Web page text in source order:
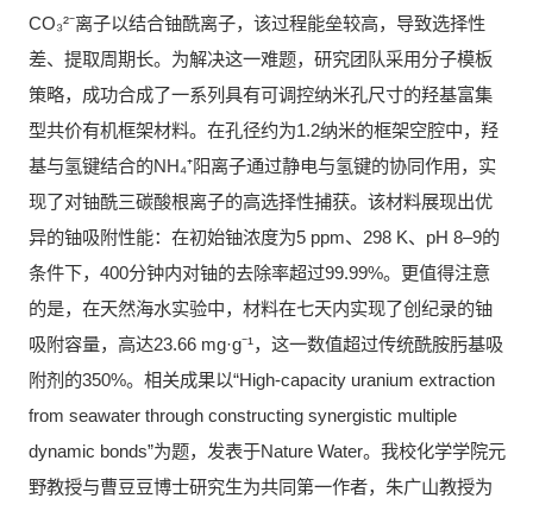
CO₃²⁻离子以结合铀酰离子，该过程能垒较高，导致选择性
差、提取周期长。为解决这一难题，研究团队采用分子模板
策略，成功合成了一系列具有可调控纳米孔尺寸的羟基富集
型共价有机框架材料。在孔径约为1.2纳米的框架空腔中，羟
基与氢键结合的NH₄⁺阳离子通过静电与氢键的协同作用，实
现了对铀酰三碳酸根离子的高选择性捕获。该材料展现出优
异的铀吸附性能：在初始铀浓度为5 ppm、298 K、pH 8–9的
条件下，400分钟内对铀的去除率超过99.99%。更值得注意
的是，在天然海水实验中，材料在七天内实现了创纪录的铀
吸附容量，高达23.66 mg·g⁻¹，这一数值超过传统酰胺肟基吸
附剂的350%。相关成果以“High-capacity uranium extraction
from seawater through constructing synergistic multiple
dynamic bonds”为题，发表于Nature Water。我校化学学院元
野教授与曹豆豆博士研究生为共同第一作者，朱广山教授为